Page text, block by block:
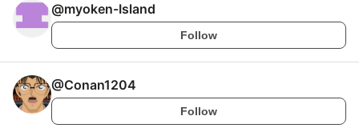
@myoken-Island
Follow
@Conan1204
Follow